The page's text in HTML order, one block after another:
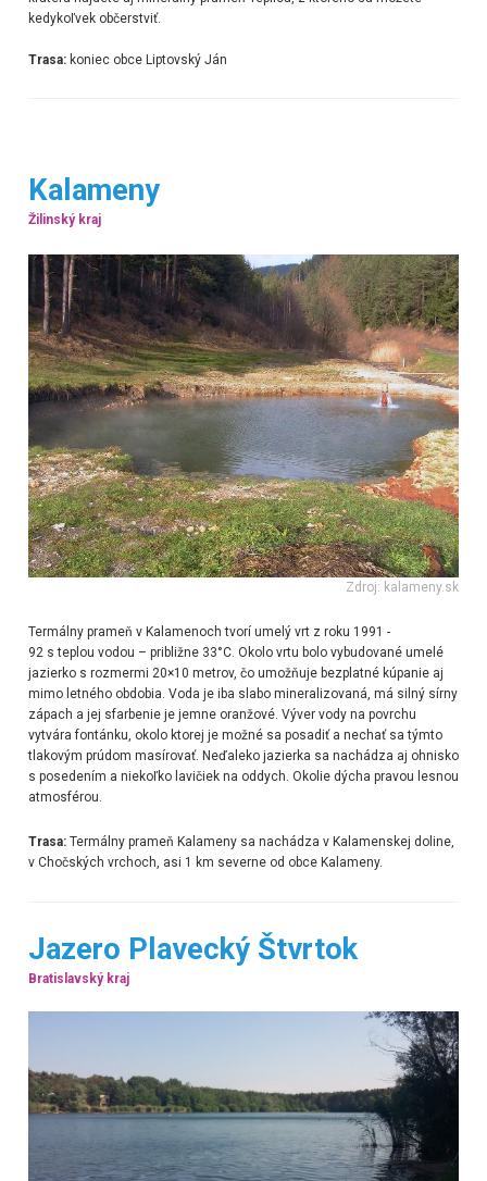
kedykoľvek občerstviť.
Trasa:koniec obce Liptovský Ján
Kalameny
Žilinský kraj
Zdroj: kalameny.sk
Termálny prameň v Kalamenoch tvorí umelý vrt z roku 1991 -
92 s teplou vodou – približne 33°C. Okolo vrtu bolo vybudované umelé
jazierko s rozmermi 20×10 metrov, čo umožňuje bezplatné kúpanie aj
mimo letného obdobia. Voda je iba slabo mineralizovaná, má silný sírny
zápach a jej sfarbenie je jemne oranžové. Výver vody na povrchu
vytvára fontánku, okolo ktorej je možné sa posadiť a nechať sa týmto
tlakovým prúdom masírovať. Neďaleko jazierka sa nachádza aj ohnisko
s posedením a niekoľko lavičiek na oddych. Okolie dýcha pravou lesnou
atmosférou.
Trasa: Termálny prameň Kalameny sa nachádza v Kalamenskej doline,
v Chočských vrchoch, asi 1 km severne od obce Kalameny.
Jazero Plavecký Štvrtok
Bratislavský kraj